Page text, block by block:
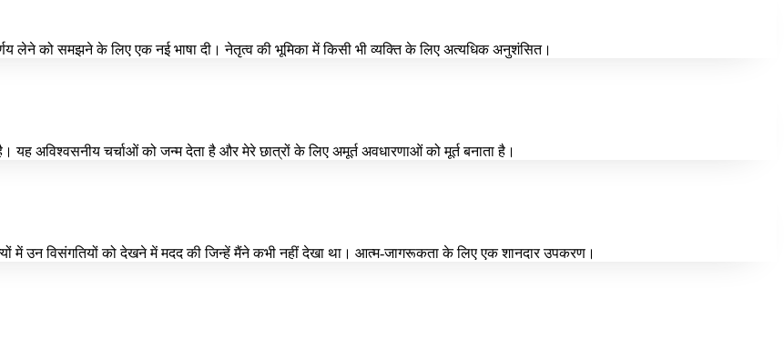
लेने को समझने के लिए एक नई भाषा दी। नेतृत्व की भूमिका में किसी भी व्यक्ति के लिए अत्यधिक अनुशंसित।
अविश्वसनीय चर्चाओं को जन्म देता है और मेरे छात्रों के लिए अमूर्त अवधारणाओं को मूर्त बनाता है।
में उन विसंगतियों को देखने में मदद की जिन्हें मैंने कभी नहीं देखा था। आत्म-जागरूकता के लिए एक शानदार उपकरण।